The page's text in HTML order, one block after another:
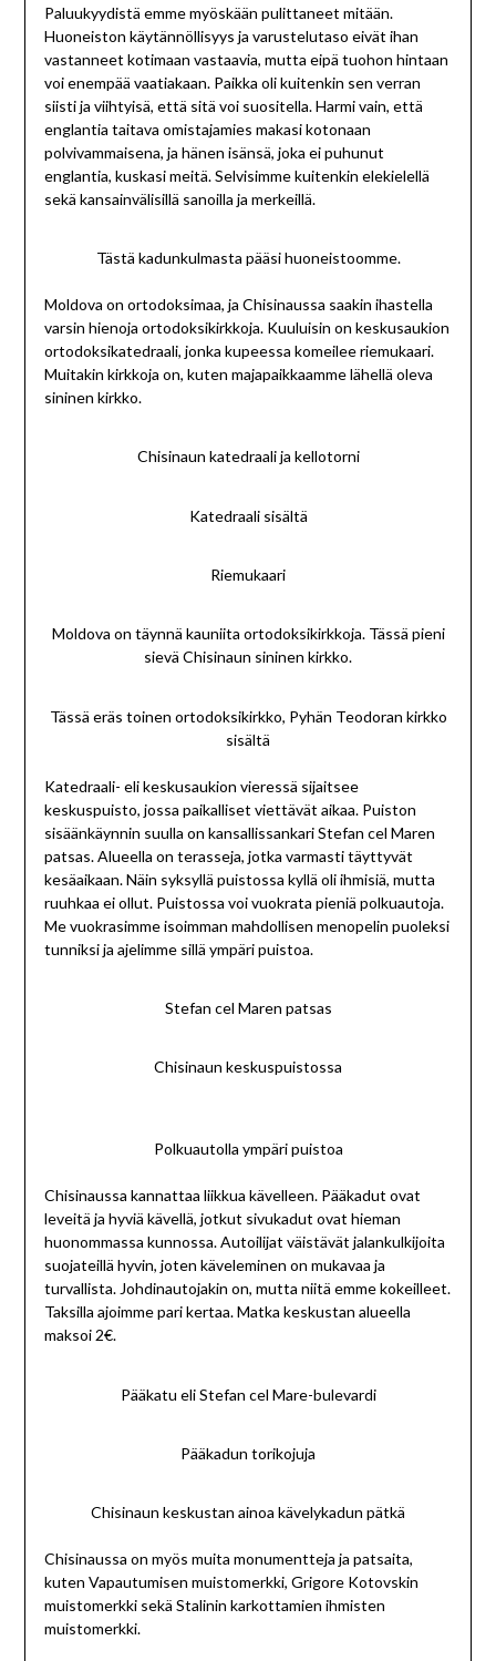
Paluukyydistä emme myöskään pulittaneet mitään.
Huoneiston käytännöllisyys ja varustelutaso eivät ihan
vastanneet kotimaan vastaavia, mutta eipä tuohon hintaan
voi enempää vaatiakaan. Paikka oli kuitenkin sen verran
siisti ja viihtyisä, että sitä voi suositella. Harmi vain, että
englantia taitava omistajamies makasi kotonaan
polvivammaisena, ja hänen isänsä, joka ei puhunut
englantia, kuskasi meitä. Selvisimme kuitenkin elekielellä
sekä kansainvälisillä sanoilla ja merkeillä.
Tästä kadunkulmasta pääsi huoneistoomme.
Moldova on ortodoksimaa, ja Chisinaussa saakin ihastella
varsin hienoja ortodoksikirkkoja. Kuuluisin on keskusaukion
ortodoksikatedraali, jonka kupeessa komeilee riemukaari.
Muitakin kirkkoja on, kuten majapaikkaamme lähellä oleva
sininen kirkko.
Chisinaun katedraali ja kellotorni
Katedraali sisältä
Riemukaari
Moldova on täynnä kauniita ortodoksikirkkoja. Tässä pieni
sievä Chisinaun sininen kirkko.
Tässä eräs toinen ortodoksikirkko, Pyhän Teodoran kirkko
sisältä
Katedraali- eli keskusaukion vieressä sijaitsee
keskuspuisto, jossa paikalliset viettävät aikaa. Puiston
sisäänkäynnin suulla on kansallissankari Stefan cel Maren
patsas. Alueella on terasseja, jotka varmasti täyttyvät
kesäaikaan. Näin syksyllä puistossa kyllä oli ihmisiä, mutta
ruuhkaa ei ollut. Puistossa voi vuokrata pieniä polkuautoja.
Me vuokrasimme isoimman mahdollisen menopelin puoleksi
tunniksi ja ajelimme sillä ympäri puistoa.
Stefan cel Maren patsas
Chisinaun keskuspuistossa
Polkuautolla ympäri puistoa
Chisinaussa kannattaa liikkua kävelleen. Pääkadut ovat
leveitä ja hyviä kävellä, jotkut sivukadut ovat hieman
huonommassa kunnossa. Autoilijat väistävät jalankulkijoita
suojateillä hyvin, joten käveleminen on mukavaa ja
turvallista. Johdinautojakin on, mutta niitä emme kokeilleet.
Taksilla ajoimme pari kertaa. Matka keskustan alueella
maksoi 2€.
Pääkatu eli Stefan cel Mare-bulevardi
Pääkadun torikojuja
Chisinaun keskustan ainoa kävelykadun pätkä
Chisinaussa on myös muita monumentteja ja patsaita,
kuten Vapautumisen muistomerkki, Grigore Kotovskin
muistomerkki sekä Stalinin karkottamien ihmisten
muistomerkki.